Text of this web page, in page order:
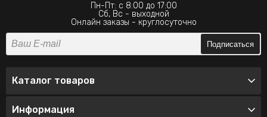
Пн-Пт: с 8:00 до 17:00
Сб, Вс - выходной
Онлайн заказы - круглосуточно
Подписаться
Каталог товаров
Информация